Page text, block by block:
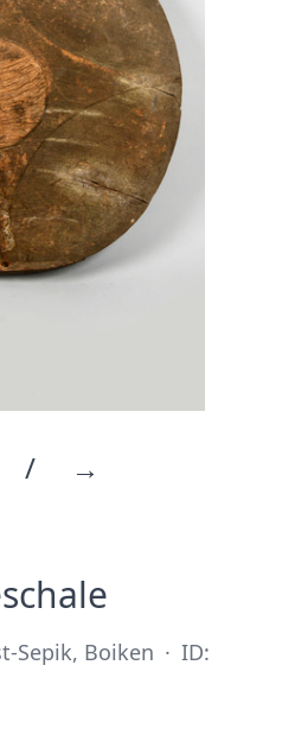
/ →
Sepik, Boiken · ID: